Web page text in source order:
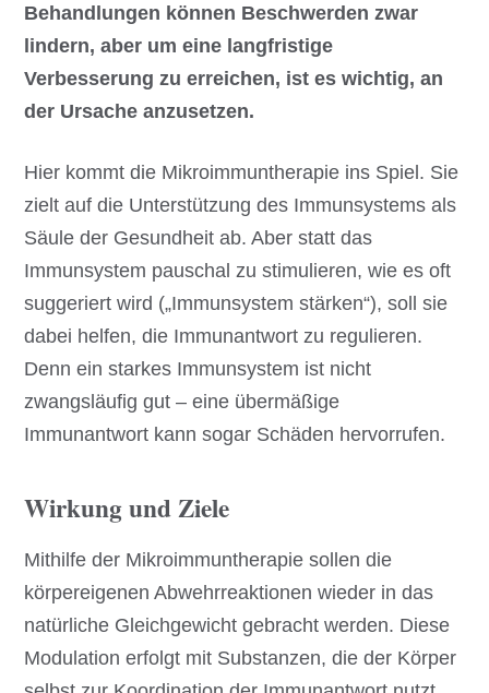
Behandlungen können Beschwerden zwar
lindern, aber um eine langfristige
Verbesserung zu erreichen, ist es wichtig, an
der Ursache anzusetzen.
Hier kommt die Mikroimmuntherapie ins Spiel. Sie
zielt auf die Unterstützung des Immunsystems als
Säule der Gesundheit ab. Aber statt das
Immunsystem pauschal zu stimulieren, wie es oft
suggeriert wird („Immunsystem stärken“), soll sie
dabei helfen, die Immunantwort zu regulieren.
Denn ein starkes Immunsystem ist nicht
zwangsläufig gut – eine übermäßige
Immunantwort kann sogar Schäden hervorrufen.
Wirkung und Ziele
Mithilfe der Mikroimmuntherapie sollen die
körpereigenen Abwehrreaktionen wieder in das
natürliche Gleichgewicht gebracht werden. Diese
Modulation erfolgt mit Substanzen, die der Körper